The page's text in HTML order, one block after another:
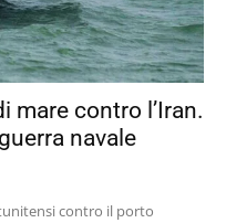
mare contro l’Iran.
navale
contro il porto